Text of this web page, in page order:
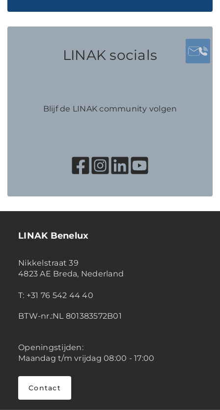
LINAK socials
Blijf de LINAK community volgen
LINAK Benelux
Nikkelstraat 39
4823 AE Breda, Nederland
T: +31 76 542 44 40
BTW-nr.:NL 801383572B01
Openingstijden:
Maandag t/m vrijdag 08:00 - 17:00
Contact